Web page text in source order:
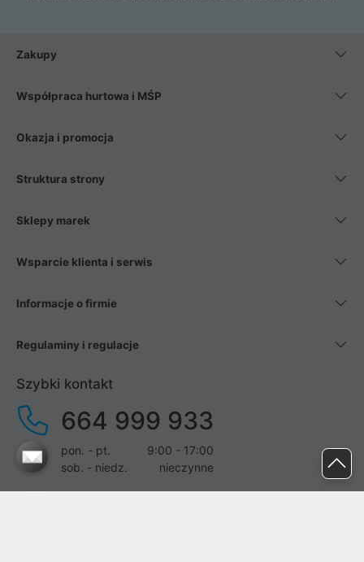
Zakupy
Współpraca hurtowa i MŚP
Okazja i promocja
Struktura strony
Sklepy marek
Wsparcie klienta i serwis
Informacje o firmie
Regulaminy i regulacje
Szybki kontakt
664 999 933
pon. - pt.
9:00 - 17:00
sob. - niedz.
nieczynne